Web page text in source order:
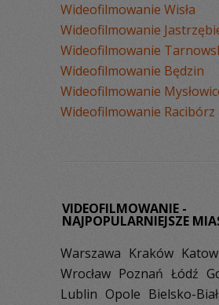
Wideofilmowanie Wisła
Wideofilmowanie
Wideofilmowanie
Wideofilmowanie Będzin
Wideofilmowanie
Wideofilmowanie Racibórz
VIDEOFILMOWANIE -
NAJPOPULARNIEJSZE
Warszawa Kraków
Wrocław Poznań Łódź
Lublin Opole Bielsko-